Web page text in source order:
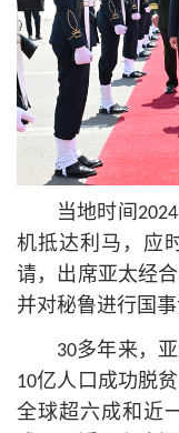
当地时间
机抵达利马，应
请，出席亚太经
并对秘鲁进行国
30多年来，
10亿人口成功脱
全球超六成和近